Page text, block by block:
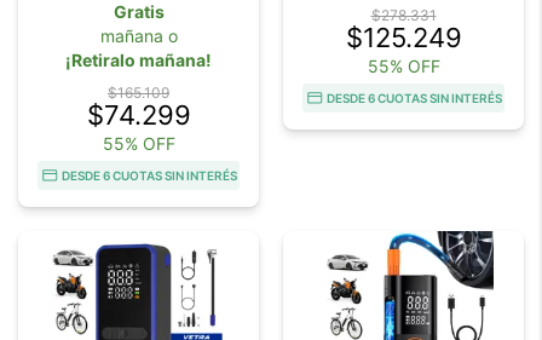
Gratis
mañana o
¡Retiralo mañana!
$165.109
$74.299
55% OFF
DESDE 6 CUOTAS SIN INTERÉS
$278.331
$125.249
55% OFF
DESDE 6 CUOTAS SIN INTERÉS